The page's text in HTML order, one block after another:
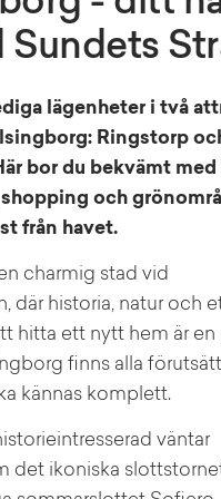
Sundets
lägenheter i två
Ringstorp
bor du bekvämt med
och
från havet.
charmig stad vid
där historia, natur och
hitta ett nytt hem är en
finns alla
kännas komplett.
väntar
det ikoniska